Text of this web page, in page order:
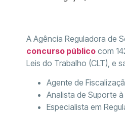
A Agência Reguladora de
concurso público com
Leis do Trabalho (CLT), e
Agente de
Analista de Suporte
Especialista em